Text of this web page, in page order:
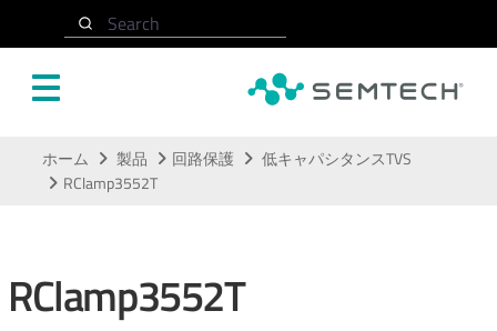
Search
ホーム 製品 回路保護
低キャパシタンスTVS
RClamp3552T
RClamp3552T